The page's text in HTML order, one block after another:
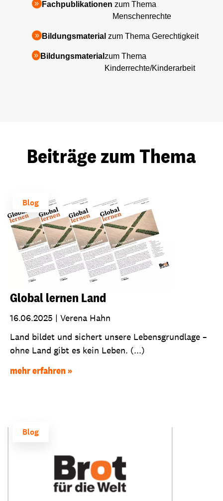
Fachpublikationen zum Thema
Menschenrechte
Bildungsmaterial zum Thema Gerechtigkeit
Bildungsmaterial zum Thema
Kinderrechte/Kinderarbeit
Beiträge zum Thema
Blog
Global lernen Land
16.06.2025 | Verena Hahn
Land bildet und sichert unsere Lebensgrundlage –
ohne Land gibt es kein Leben. (...)
mehr erfahren
Blog